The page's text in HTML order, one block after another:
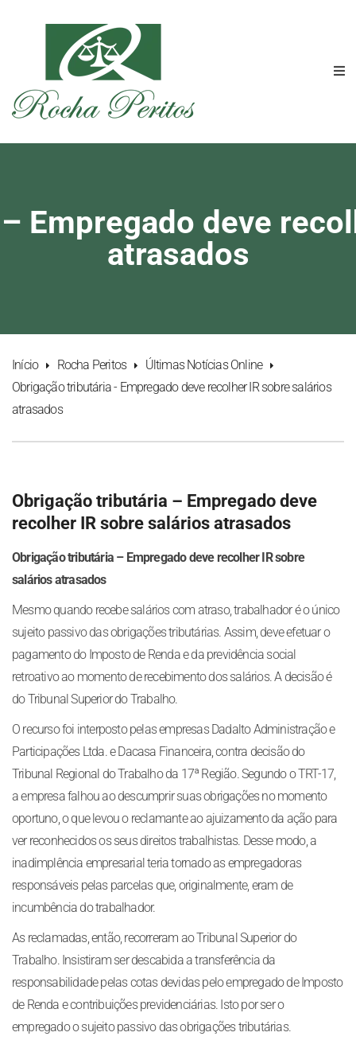
Empregado deve
atrasados
Início Rocha Peritos
Últimas Notícias Online
Obrigação tributária - Empregado deve recolher IR sobre salários
atrasados
Obrigação tributária – Empregado deve
recolher IR sobre salários atrasados
Obrigação tributária – Empregado deve recolher IR sobre
salários atrasados
Mesmo quando recebe salários com atraso, trabalhador é o único
sujeito passivo das obrigações tributárias. Assim, deve efetuar o
pagamento do Imposto de Renda e da previdência social
retroativo ao momento de recebimento dos salários. A decisão é
do Tribunal Superior do Trabalho.
O recurso foi interposto pelas empresas Dadalto Administração e
Participações Ltda. e Dacasa Financeira, contra decisão do
Tribunal Regional do Trabalho da 17ª Região. Segundo o TRT-17,
a empresa falhou ao descumprir suas obrigações no momento
oportuno, o que levou o reclamante ao ajuizamento da ação para
ver reconhecidos os seus direitos trabalhistas. Desse modo, a
inadimplência empresarial teria tornado as empregadoras
responsáveis pelas parcelas que, originalmente, eram de
incumbência do trabalhador.
As reclamadas, então, recorreram ao Tribunal Superior do
Trabalho. Insistiram ser descabida a transferência da
responsabilidade pelas cotas devidas pelo empregado de Imposto
de Renda e contribuições previdenciárias. Isto por ser o
empregado o sujeito passivo das obrigações tributárias.